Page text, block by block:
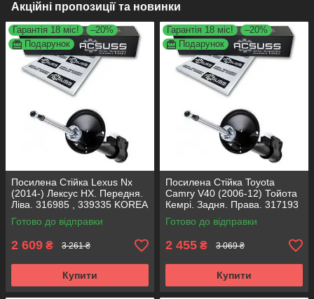
Акційні пропозиції та новинки
Гарантія 18 міс!
–20%
Подарунок
Посилена Стійка Lexus Nx
(2014-) Лексус НХ. Передня.
Ліва. 316985 , 339335 KOREA
Аксусс!
Готово до відправки
2 609 ₴ 3 261 ₴
Купити
Гарантія 18 міс!
–20%
Подарунок
Посилена Стійка Toyota
Camry V40 (2006-12) Тойота
Кемрі. Задня. Права. 317193
, 339025 KOREA Аксусс!
Готово до відправки
2 455 ₴ 3 069 ₴
Купити